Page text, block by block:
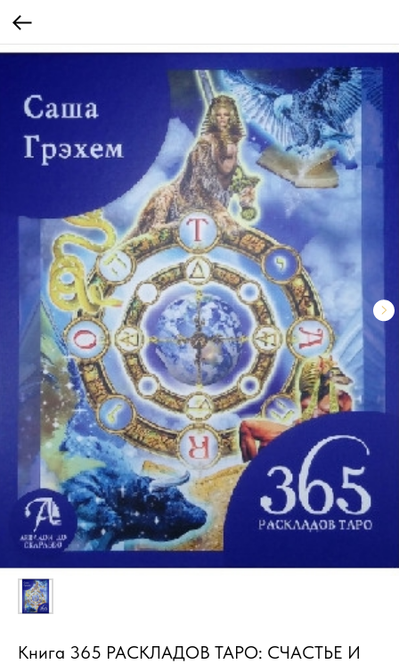
Книга 365 РАСКЛАДОВ ТАРО: СЧАСТЬЕ И